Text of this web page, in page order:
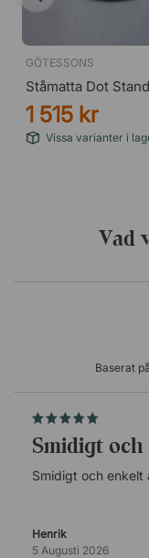
GÖTESSONS
Ståmatta Dot
1 515 kr
Vissa varianter i
Vad
Baserat på
Smidigt
Smidigt och enkelt
Henrik
5 Augusti 2026